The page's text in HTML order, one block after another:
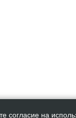
согласие на